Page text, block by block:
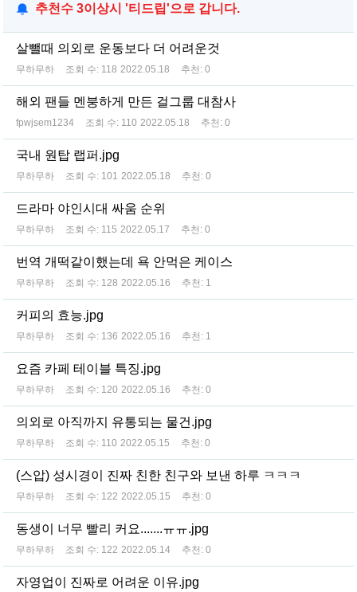
추천수 3이상시 '티드립'으로 갑니다.
살뺄때 의외로 운동보다 더 어려운것
무하무하 조회 수: 118 2022.05.18 추천: 0
해외 팬들 멘붕하게 만든 걸그룹 대참사
fpwjsem1234 조회 수: 110 2022.05.18 추천: 0
국내 원탑 랩퍼.jpg
무하무하 조회 수: 101 2022.05.18 추천: 0
드라마 야인시대 싸움 순위
무하무하 조회 수: 115 2022.05.17 추천: 0
번역 개떡같이했는데 욕 안먹은 케이스
무하무하 조회 수: 128 2022.05.16 추천: 1
커피의 효능.jpg
무하무하 조회 수: 136 2022.05.16 추천: 1
요즘 카페 테이블 특징.jpg
무하무하 조회 수: 120 2022.05.16 추천: 0
의외로 아직까지 유통되는 물건.jpg
무하무하 조회 수: 110 2022.05.15 추천: 0
(스압) 성시경이 진짜 친한 친구와 보낸 하루 ㅋㅋㅋ
무하무하 조회 수: 122 2022.05.15 추천: 0
동생이 너무 빨리 커요.......ㅠㅠ.jpg
무하무하 조회 수: 122 2022.05.14 추천: 0
자영업이 진짜로 어려운 이유.jpg